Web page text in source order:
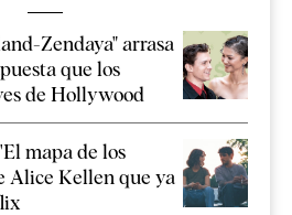
Zendaya" arrasa
que los
de Hollywood
mapa de los
Alice Kellen que ya